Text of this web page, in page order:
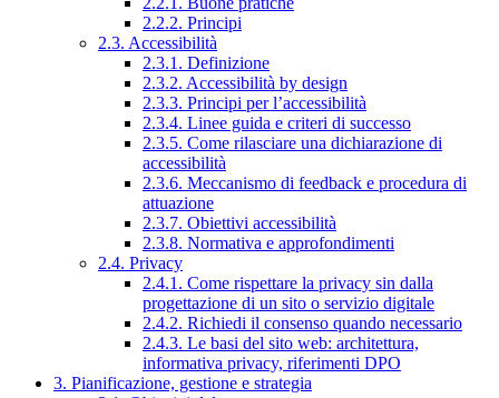
2.2.2. Principi
2.3. Accessibilità
2.3.1. Definizione
2.3.2. Accessibilità by design
2.3.3. Principi per l’accessibilità
2.3.4. Linee guida e criteri di successo
2.3.5. Come rilasciare una dichiarazione di
accessibilità
2.3.6. Meccanismo di feedback e procedura di
attuazione
2.3.7. Obiettivi accessibilità
2.3.8. Normativa e approfondimenti
2.4. Privacy
2.4.1. Come rispettare la privacy sin dalla
progettazione di un sito o servizio digitale
2.4.2. Richiedi il consenso quando necessario
2.4.3. Le basi del sito web: architettura,
informativa privacy, riferimenti DPO
3. Pianificazione, gestione e strategia